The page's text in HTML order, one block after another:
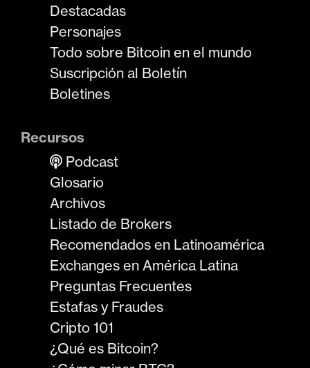
Destacadas
Personajes
Todo sobre Bitcoin en el mundo
Suscripción al Boletín
Boletines
Recursos
Podcast
Glosario
Archivos
Listado de Brokers
Recomendados en Latinoamérica
Exchanges en América Latina
Preguntas Frecuentes
Estafas y Fraudes
Cripto 101
¿Qué es Bitcoin?